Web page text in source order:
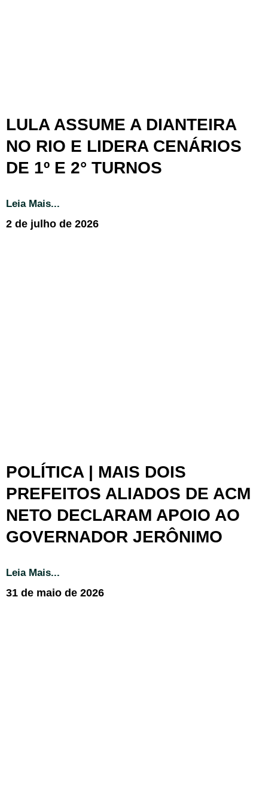
LULA ASSUME A DIANTEIRA
NO RIO E LIDERA CENÁRIOS
DE 1º E 2° TURNOS
Leia Mais...
2 de julho de 2026
POLÍTICA | MAIS DOIS
PREFEITOS ALIADOS DE ACM
NETO DECLARAM APOIO AO
GOVERNADOR JERÔNIMO
Leia Mais...
31 de maio de 2026